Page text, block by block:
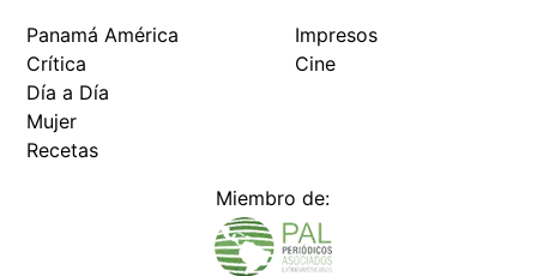
Panamá América
Crítica
Día a Día
Mujer
Recetas
Impresos
Cine
Miembro de: